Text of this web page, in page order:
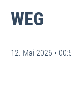
WEG
12. Mai 2026 •